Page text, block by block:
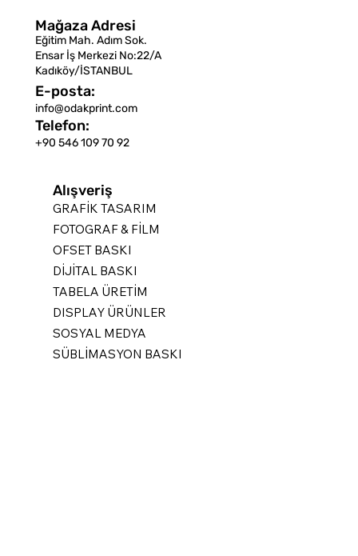
Alışveriş
GRAFİK TASARIM
FOTOGRAF & FİLM
OFSET BASKI
DİJİTAL BASKI
TABELA ÜRETİM
DISPLAY ÜRÜNLER
SOSYAL MEDYA
SÜBLİMASYON BASKI
Mağaza Adresi
Eğitim Mah. Adım Sok.
Ensar İş Merkezi No:22/A
Kadıköy/İSTANBUL
E-posta:
info@odakprint.com
Telefon:
+90 546 109 70 92